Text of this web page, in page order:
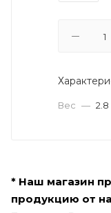
Вес — 2.8
* Наш магазин
продукцию от